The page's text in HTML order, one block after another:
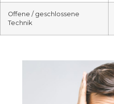
Offene / geschlossene
Technik